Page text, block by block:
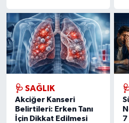
🩺 SAĞLIK
Akciğer Kanseri
Belirtileri: Erken Tanı
İçin Dikkat Edilmesi
7